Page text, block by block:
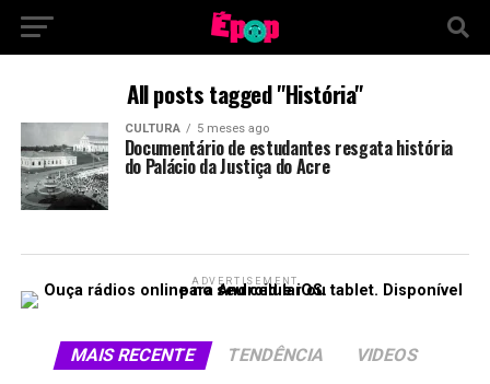
All posts tagged "História"
CULTURA 5 meses ago
Documentário de estudantes resgata história
do Palácio da Justiça do Acre
ADVERTISEMENT
MAIS RECENTE TENDÊNCIA VIDEOS